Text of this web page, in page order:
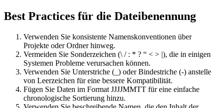
Best Practices für die Dateibenennung
Verwenden Sie konsistente Namenskonventionen über
Projekte oder Ordner hinweg.
Vermeiden Sie Sonderzeichen (\ / : * ? “ < > |), die in einigen
Systemen Probleme verursachen können.
Verwenden Sie Unterstriche (_) oder Bindestriche (-) anstelle
von Leerzeichen für eine bessere Kompatibilität.
Fügen Sie Daten im Format JJJJMMTT für eine einfache
chronologische Sortierung hinzu.